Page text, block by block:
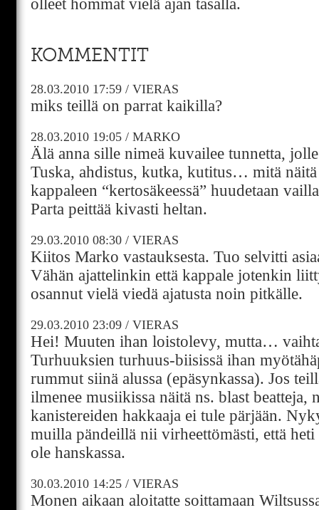
olleet hommat vielä ajan tasalla.
KOMMENTIT
28.03.2010 17:59 / VIERAS
miks teillä on parrat kaikilla?
28.03.2010 19:05 / MARKO
Älä anna sille nimeä kuvailee tunnetta,
Tuska, ahdistus, kutka, kutitus… mitä
kappaleen “kertosäkeessä” huudetaan
Parta peittää kivasti heltan.
29.03.2010 08:30 / VIERAS
Kiitos Marko vastauksesta. Tuo selvitti
Vähän ajattelinkin että kappale jotenkin
osannut vielä viedä ajatusta noin pitkälle.
29.03.2010 23:09 / VIERAS
Hei! Muuten ihan loistolevy, mutta…
Turhuuksien turhuus-biisissä ihan
rummut siinä alussa (epäsynkassa). Jos
ilmenee musiikissa näitä ns. blast beatteja,
kanistereiden hakkaaja ei tule pärjään.
muilla pändeillä nii virheettömästi, että
ole hanskassa.
30.03.2010 14:25 / VIERAS
Monen aikaan aloitatte soittamaan